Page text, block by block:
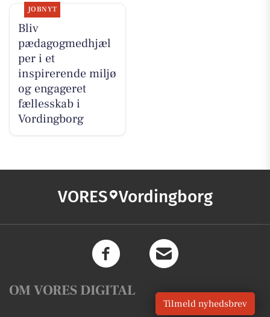
JOBNYT
Bliv
pædagogmedhjæl
per i et
inspirerende miljø
og engageret
fællesskab i
Vordingborg
VORES Vordingborg
OM VORES DIGITAL
Tilmeld nyhedsbrev